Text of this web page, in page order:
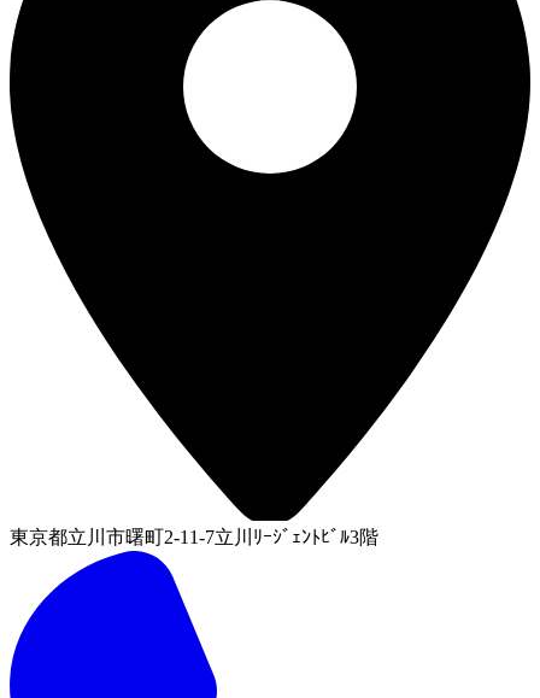
東京都立川市曙町2-11-7立川ﾘｰｼﾞｪﾝﾄﾋﾞﾙ3階